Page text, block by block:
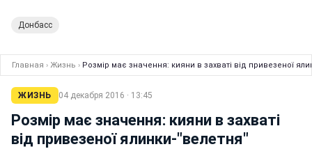
Донбасс
Главная › Жизнь › Розмір має значення: кияни в захваті від привезеної
ЖИЗНЬ 04 декабря 2016 · 13:45
Розмір має значення: кияни в захваті
від привезеної ялинки-"велетня"